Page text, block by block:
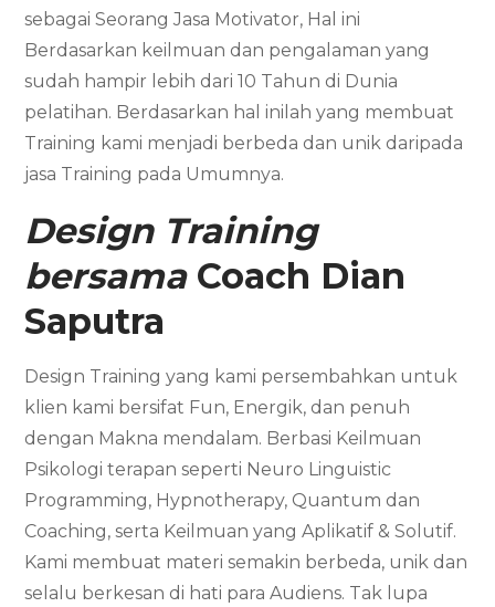
sebagai Seorang Jasa Motivator, Hal ini
Berdasarkan keilmuan dan pengalaman yang
sudah hampir lebih dari 10 Tahun di Dunia
pelatihan. Berdasarkan hal inilah yang membuat
Training kami menjadi berbeda dan unik daripada
jasa Training pada Umumnya.
Design Training
bersama Coach Dian
Saputra
Design Training yang kami persembahkan untuk
klien kami bersifat Fun, Energik, dan penuh
dengan Makna mendalam. Berbasi Keilmuan
Psikologi terapan seperti Neuro Linguistic
Programming, Hypnotherapy, Quantum dan
Coaching, serta Keilmuan yang Aplikatif & Solutif.
Kami membuat materi semakin berbeda, unik dan
selalu berkesan di hati para Audiens. Tak lupa